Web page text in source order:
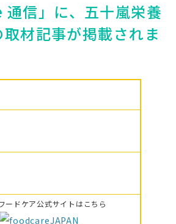
通信」に、五十嵐栄養
材記事が掲載されま
ードケア公式サイトはこちら